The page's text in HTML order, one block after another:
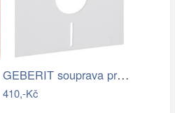
GEBERIT souprava pro tlumení hluku pro…
410,-Kč